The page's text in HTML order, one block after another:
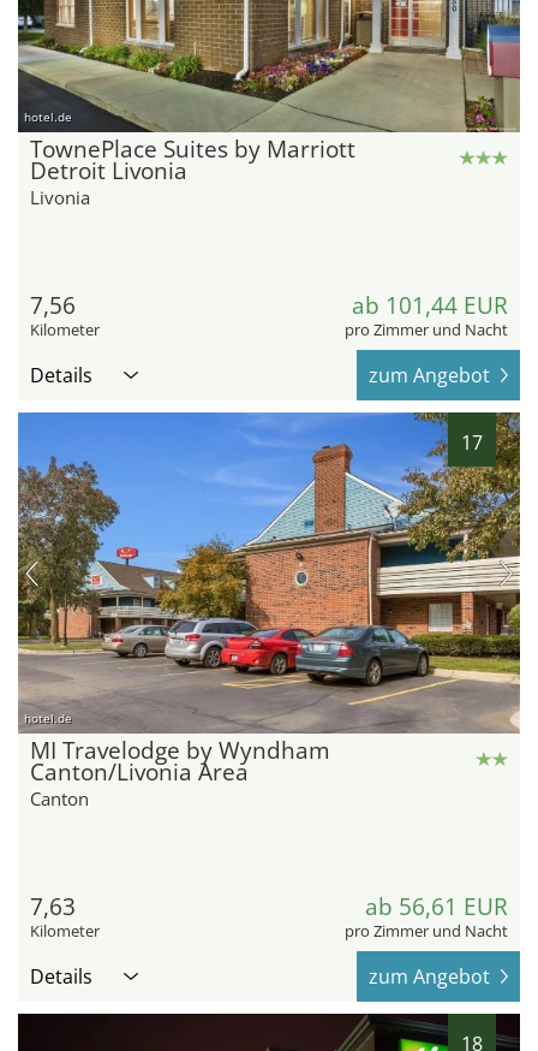
hotel.de
TownePlace Suites by Marriott
Detroit Livonia
Livonia
7,56
Kilometer
ab 101,44 EUR
pro Zimmer und Nacht
Details zum Angebot
17
hotel.de
MI Travelodge by Wyndham
Canton/Livonia Area
Canton
7,63
Kilometer
ab 56,61 EUR
pro Zimmer und Nacht
Details zum Angebot
18